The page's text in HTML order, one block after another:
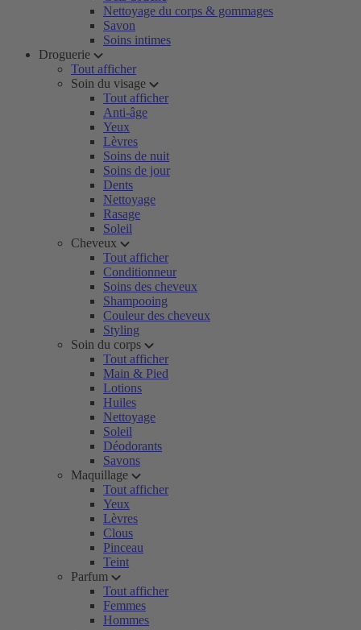
Nettoyage du corps & gommages
Savon
Soins intimes
Droguerie
Tout afficher
Soin du visage
Tout afficher
Anti-âge
Yeux
Lèvres
Soins de nuit
Soins de jour
Dents
Nettoyage
Rasage
Soleil
Cheveux
Tout afficher
Conditionneur
Soins des cheveux
Shampooing
Couleur des cheveux
Styling
Soin du corps
Tout afficher
Main & Pied
Lotions
Huiles
Nettoyage
Soleil
Déodorants
Savons
Maquillage
Tout afficher
Yeux
Lèvres
Clous
Pinceau
Teint
Parfum
Tout afficher
Femmes
Hommes